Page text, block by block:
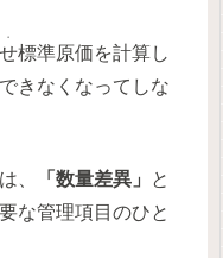
標準原価を計算し
きなくなってしな
、 「数量差異」
と
な管理項目のひと